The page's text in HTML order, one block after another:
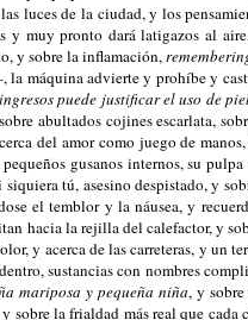
luces de la ciudad, y los
y muy pronto dará latigazos al
y sobre la inflamación,
la máquina advierte y prohíbe y
puede justificar el uso de
abultados cojines escarlata,
del amor como juego de
gusanos internos, su
tú, asesino despistado, y
el temblor y la náusea, y
hacia la rejilla del calefactor, y
y acerca de las carreteras, y un
sustancias con nombres
mariposa y pequeña niña, y
sobre la frialdad más real que